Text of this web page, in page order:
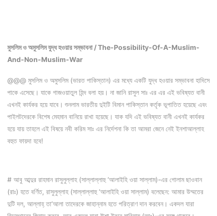
মুসলিম ও অমুসলিম যুদ্ধ হওয়ার সম্ভাবনা / The-Possibility-Of-A-Muslim-
And-Non-Muslim-War
@@@ মুসলিম ও অমুসলিম (ভারত পাকিস্তান) এর মধ্যে একটি যুদ্ধ হওয়ার সম্ভাবনা হাদিসে
পাকে এসেছে। যাকে গাজওয়াতুল হিন্দ বলা হয়। না জানি রাসুল সাঃ এর এর এই ভবিষ্যত বানী
এখনই কার্যকর হয়ে যাবে। শুনলাম ভারতীয় দুইটি বিমান পাকিস্তান কর্তৃক ভূপাতিত হয়েছে এবং
পাইলটদেরকে বিশেষ মেহমান বানিয়ে রাখা হয়েছে। যাক যদি এই ভবিষ্যত বানী এখনই কার্যকর
হয়ে যায় তাহলে এই বিষয়ে নবী করিম সাঃ এর নির্দেশনা কি তা আমরা জেনে নেই ইনশাআল্লাহ
বহুত ফায়দা হবে!
# আবু আব্দুর রাহমান রাসুলুল্লাহ (সাল্লাল্লাহু ‘আলাইহি ওয়া সাল্লাম)-এর গোলাম ছাওবান
(রাঃ) হতে বর্ণিত, রাসুলুল্লাহ (সাল্লাল্লাহু ‘আলাইহি ওয়া সাল্লাম) বলেছেন: আমার উম্মতের
দুটি দল, আল্লাহ্ তা‘আলা তাদেরকে জাহান্নাম হতে পরিত্রাণ দান করবেন। একদল যারা